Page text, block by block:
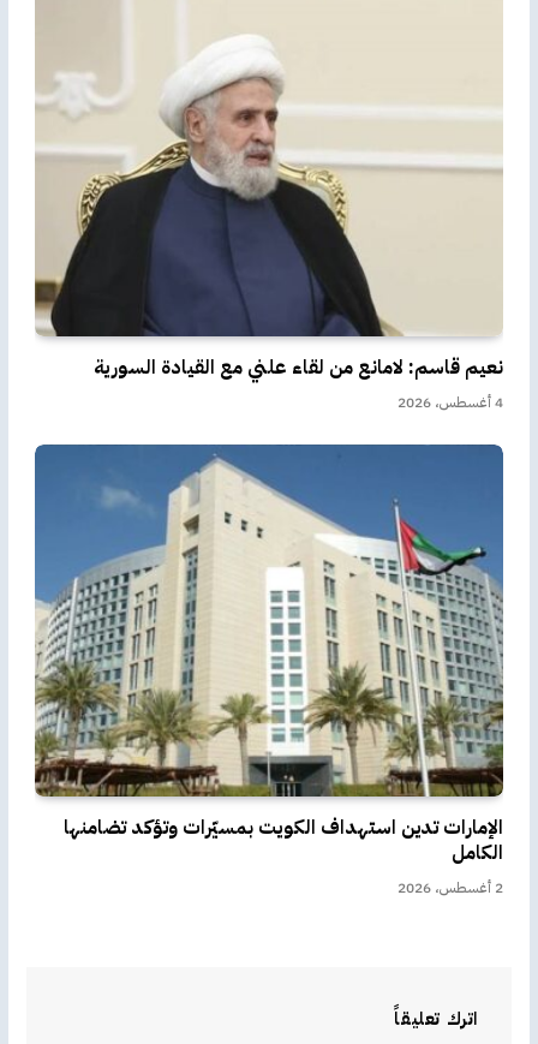
نعيم قاسم: لامانع من لقاء علني مع القيادة السورية
4 أغسطس، 2026
الإمارات تدين استهداف الكويت بمسيّرات وتؤكد تضامنها
الكامل
2 أغسطس، 2026
اترك تعليقاً